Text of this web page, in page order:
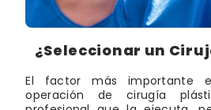
¿Seleccionar un
El factor más importante
operación de cirugía